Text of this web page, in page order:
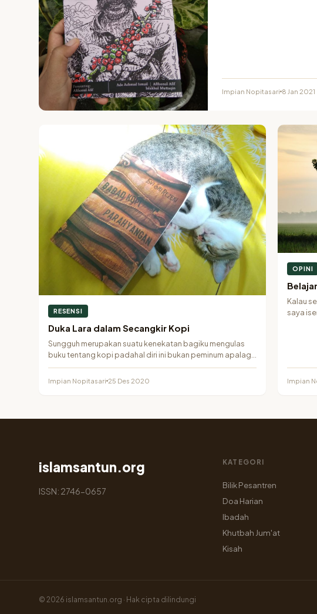
Impian Nopitasari 8 Jan 2021
RESENSI
Duka Lara dalam Secangkir Kopi
Sungguh merupakan suatu kenekatan bagiku mengulas
buku tentang kopi padahal diri ini bukan peminum apalagi
penikmat…
Impian Nopitasari 25 Des 2020
OPINI
Kalau
saya
Impian
islamsantun.org
ISSN: 2746-0657
KATEGORI
Bilik Pesantren
Doa Harian
Ibadah
Khutbah Jum'at
Kisah
© 2026 islamsantun.org · Hak cipta dilindungi